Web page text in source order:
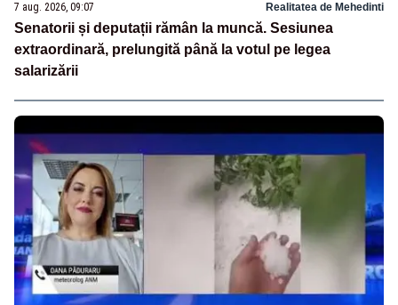
7 aug. 2026, 09:07 Realitatea de Mehedinti
Senatorii și deputații rămân la muncă. Sesiunea
extraordinară, prelungită până la votul pe legea
salarizării